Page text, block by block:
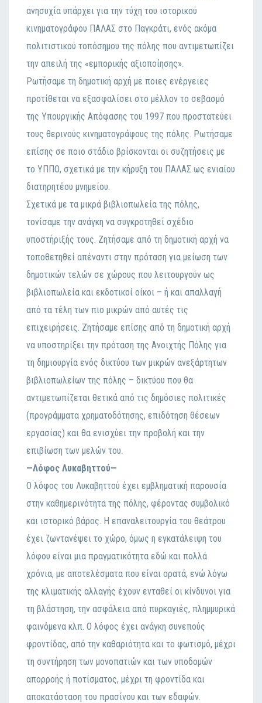
ανησυχία υπάρχει για την τύχη του ιστορικού
κινηματογράφου ΠΑΛΑΣ στο Παγκράτι, ενός ακόμα
πολιτιστικού τοπόσημου της πόλης που αντιμετωπίζει
την απειλή της «εμπορικής αξιοποίησης».
Ρωτήσαμε τη δημοτική αρχή με ποιες ενέργειες
προτίθεται να εξασφαλίσει στο μέλλον το σεβασμό
της Υπουργικής Απόφασης του 1997 που προστατεύει
τους θερινούς κινηματογράφους της πόλης. Ρωτήσαμε
επίσης σε ποιο στάδιο βρίσκονται οι συζητήσεις με
το ΥΠΠΟ, σχετικά με την κήρυξη του ΠΑΛΑΣ ως ενιαίου
διατηρητέου μνημείου.
Σχετικά με τα μικρά βιβλιοπωλεία της πόλης,
τονίσαμε την ανάγκη να συγκροτηθεί σχέδιο
υποστήριξής τους. Ζητήσαμε από τη δημοτική αρχή να
τοποθετηθεί απέναντι στην πρόταση για μείωση των
δημοτικών τελών σε χώρους που λειτουργούν ως
βιβλιοπωλεία και εκδοτικοί οίκοι – ή και απαλλαγή
από τα τέλη των πιο μικρών από αυτές τις
επιχειρήσεις. Ζητήσαμε επίσης από τη δημοτική αρχή
να υποστηρίξει την πρόταση της Ανοιχτής Πόλης για
τη δημιουργία ενός δικτύου των μικρών ανεξάρτητων
βιβλιοπωλείων της πόλης – δικτύου που θα
αντιμετωπίζεται θετικά από τις δημόσιες πολιτικές
(προγράμματα χρηματοδότησης, επιδότηση θέσεων
εργασίας) και θα ενισχύει την προβολή και την
επιβίωση των μελών του.
—Λόφος Λυκαβηττού—
Ο λόφος του Λυκαβηττού έχει εμβληματική παρουσία
στην καθημερινότητα της πόλης, φέροντας συμβολικό
και ιστορικό βάρος. Η επαναλειτουργία του θεάτρου
έχει ζωντανέψει το χώρο, όμως η εγκατάλειψη του
λόφου είναι μια πραγματικότητα εδώ και πολλά
χρόνια, με αποτελέσματα που είναι ορατά, ενώ λόγω
της κλιματικής αλλαγής έχουν ενταθεί οι κίνδυνοι για
τη βλάστηση, την ασφάλεια από πυρκαγιές, πλημμυρικά
φαινόμενα κλπ. Ο λόφος έχει ανάγκη συνεπούς
φροντίδας, από την καθαριότητα και το φωτισμό, μέχρι
τη συντήρηση των μονοπατιών και των υποδομών
απορροής ή ποτίσματος, μέχρι τη φροντίδα και
αποκατάσταση του πρασίνου και των εδαφών.